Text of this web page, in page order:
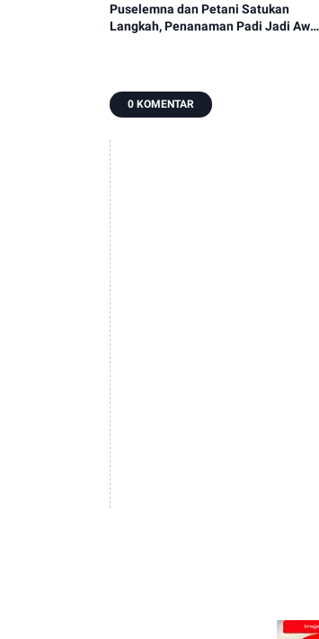
Puselemna dan Petani Satukan
Langkah, Penanaman Padi Jadi Awal
0 KOMENTAR